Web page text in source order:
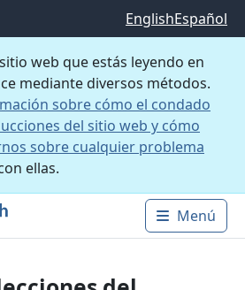
EnglishEspañol
web que estás leyendo en
mediante diversos métodos.
sobre cómo el condado
del sitio web y cómo
sobre cualquier problema
ellas.
Main
Menú